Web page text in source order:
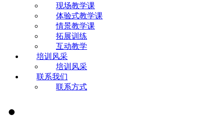
现场教学课
体验式教学课
情景教学课
拓展训练
互动教学
培训风采
培训风采
联系我们
联系方式